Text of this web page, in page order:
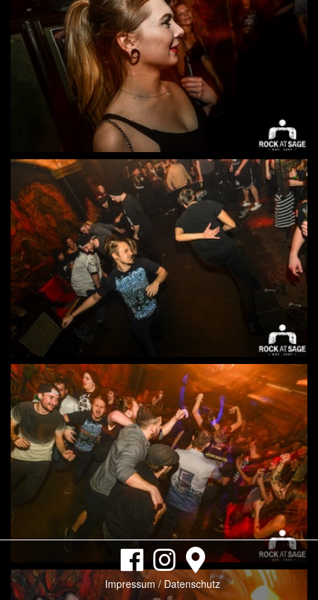
Impressum / Datenschutz